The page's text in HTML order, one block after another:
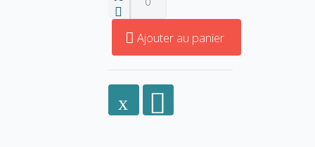
Ajouter au panier